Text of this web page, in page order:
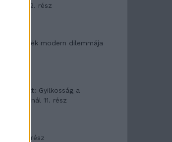
mítosza 2. rész
Az ereklyék modern dilemmája
T. Barnett: Gyilkosság a
Garda-tónál 11. rész
Minka 8. rész